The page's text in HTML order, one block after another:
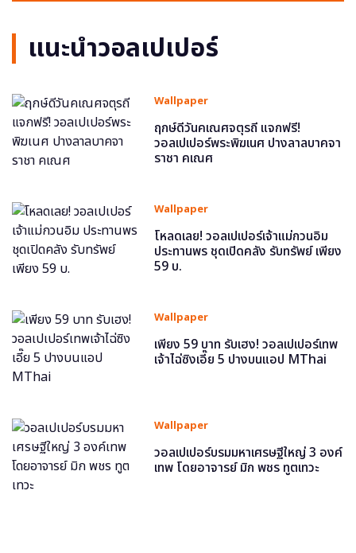
แนะนำวอลเปเปอร์
Wallpaper
ฤกษ์ดีวันคเณศจตุรถี แจกฟรี!
วอลเปเปอร์พระพิฆเนศ ปางลาลบาคจา
ราชา คเณศ
Wallpaper
โหลดเลย! วอลเปเปอร์เจ้าแม่กวนอิม
ประทานพร ชุดเปิดคลัง รับทรัพย์ เพียง
59 บ.
Wallpaper
เพียง 59 บาท รับเฮง! วอลเปเปอร์เทพ
เจ้าไฉ่ซิงเอี๊ย 5 ปางบนแอป MThai
Wallpaper
วอลเปเปอร์บรมมหาเศรษฐีใหญ่ 3 องค์
เทพ โดยอาจารย์ มิก พชร ทูตเทวะ